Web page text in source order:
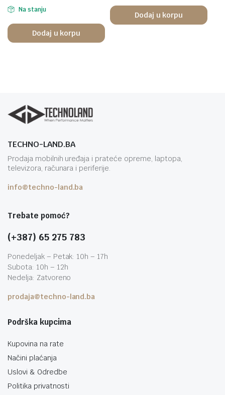
Na stanju
Dodaj u korpu
Dodaj u korpu
TECHNO-LAND.BA
Prodaja mobilnih uređaja i prateće opreme, laptopa,
televizora, računara i periferije.
info@techno-land.ba
Trebate pomoć?
(+387) 65 275 783
Ponedeljak – Petak: 10h – 17h
Subota: 10h – 12h
Nedelja: Zatvoreno
prodaja@techno-land.ba
Podrška kupcima
Kupovina na rate
Načini plaćanja
Uslovi & Odredbe
Politika privatnosti